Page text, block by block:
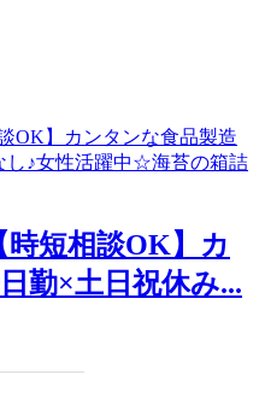
時短相談OK】カ
勤×土日祝休み...